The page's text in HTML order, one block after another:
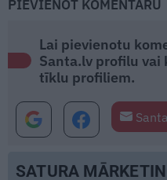
PIEVIENOT KOMENTĀRU
Lai pievienotu
Santa.lv profilu vai
tīklu profiliem.
SATURA